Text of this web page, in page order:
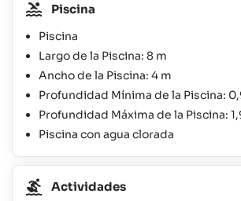
Piscina
Piscina
Largo de la Piscina: 8 m
Ancho de la Piscina: 4 m
Profundidad Mínima de la Piscina:
Profundidad Máxima de la Piscina:
Piscina con agua clorada
Actividades